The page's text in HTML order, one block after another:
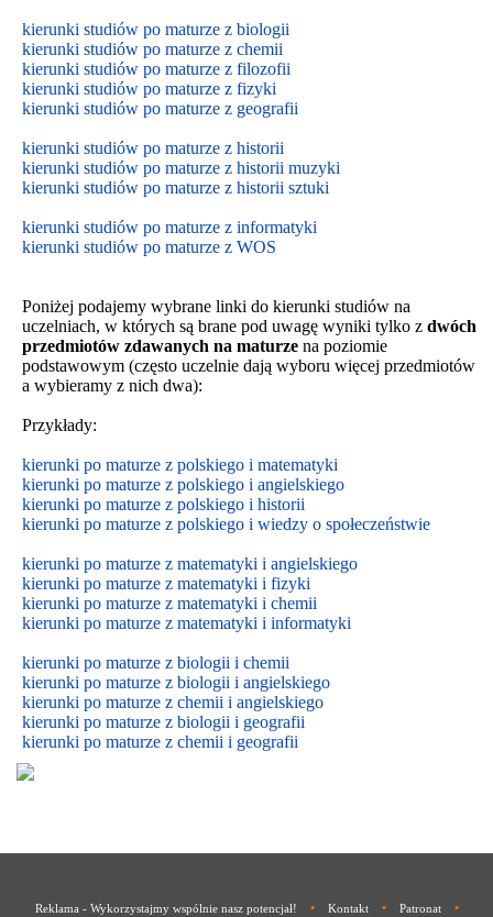
kierunki studiów po maturze z biologii
kierunki studiów po maturze z chemii
kierunki studiów po maturze z filozofii
kierunki studiów po maturze z fizyki
kierunki studiów po maturze z geografii
kierunki studiów po maturze z historii
kierunki studiów po maturze z historii muzyki
kierunki studiów po maturze z historii sztuki
kierunki studiów po maturze z informatyki
kierunki studiów po maturze z WOS
Poniżej podajemy wybrane linki do kierunki studiów na
uczelniach, w których są brane pod uwagę wyniki tylko z dwóch
przedmiotów zdawanych na maturze na poziomie
podstawowym (często uczelnie dają wyboru więcej przedmiotów
a wybieramy z nich dwa):
Przykłady:
kierunki po maturze z polskiego i matematyki
kierunki po maturze z polskiego i angielskiego
kierunki po maturze z polskiego i historii
kierunki po maturze z polskiego i wiedzy o społeczeństwie
kierunki po maturze z matematyki i angielskiego
kierunki po maturze z matematyki i fizyki
kierunki po maturze z matematyki i chemii
kierunki po maturze z matematyki i informatyki
kierunki po maturze z biologii i chemii
kierunki po maturze z biologii i angielskiego
kierunki po maturze z chemii i angielskiego
kierunki po maturze z biologii i geografii
kierunki po maturze z chemii i geografii
Reklama - Wykorzystajmy wspólnie nasz potencjał! • Kontakt • Patronat •